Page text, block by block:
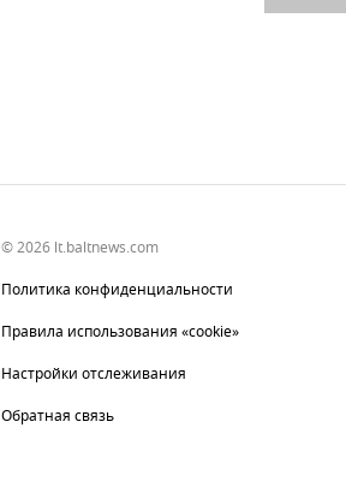
© 2026 lt.baltnews.com
Политика конфиденциальности
Правила использования «cookie»
Настройки отслеживания
Обратная связь